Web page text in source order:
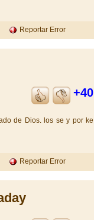
Reportar Error
+40
de Dios. los se y por ke
Reportar Error